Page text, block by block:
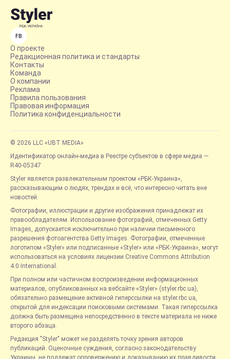
FB
О проекте
Редакционная политика и стандарты
Контакты
Команда
О компании
Реклама
Правила пользования
Правовая информация
Политика конфиденциальности
© 2026 LLC «UBT MEDIA»
Идентификатор онлайн-медиа в Реестре субъектов в сфере медиа —
R40-05347
Styler является развлекательным проектом «РБК-Украина»,
рассказывающим о людях, трендах и всё, что интересно читать вне
новостей.
Фотографии, иллюстрации и другие изображения принадлежат их
правообладателям. Использование фотографий, отмеченных Getty
Images, допускается исключительно при наличии письменного
разрешения фотоагентства Getty Images. Фотографии, отмеченные
логотипом «Styler» или подписанные «Styler» или «РБК-Украина», могут
использоваться на условиях лицензии Creative Commons Attribution
4.0 International.
При полном или частичном воспроизведении информационных
материалов, опубликованных на вебсайте «Styler» (styler.rbc.ua),
обязательно размещение активной гиперссылки на styler.rbc.ua,
открытой для индексации поисковыми системами. Такая гиперссылка
должна быть размещена непосредственно в тексте материала не ниже
второго абзаца.
Редакция "Styler" может не разделять точку зрения авторов
публикаций. Оценочные суждения, согласно законодательству